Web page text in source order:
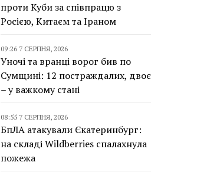
проти Куби за співпрацю з
Росією, Китаєм та Іраном
09:26 7 СЕРПНЯ, 2026
Уночі та вранці ворог бив по
Сумщині: 12 постраждалих, двоє
– у важкому стані
08:55 7 СЕРПНЯ, 2026
БпЛА атакували Єкатеринбург:
на складі Wildberries спалахнула
пожежа